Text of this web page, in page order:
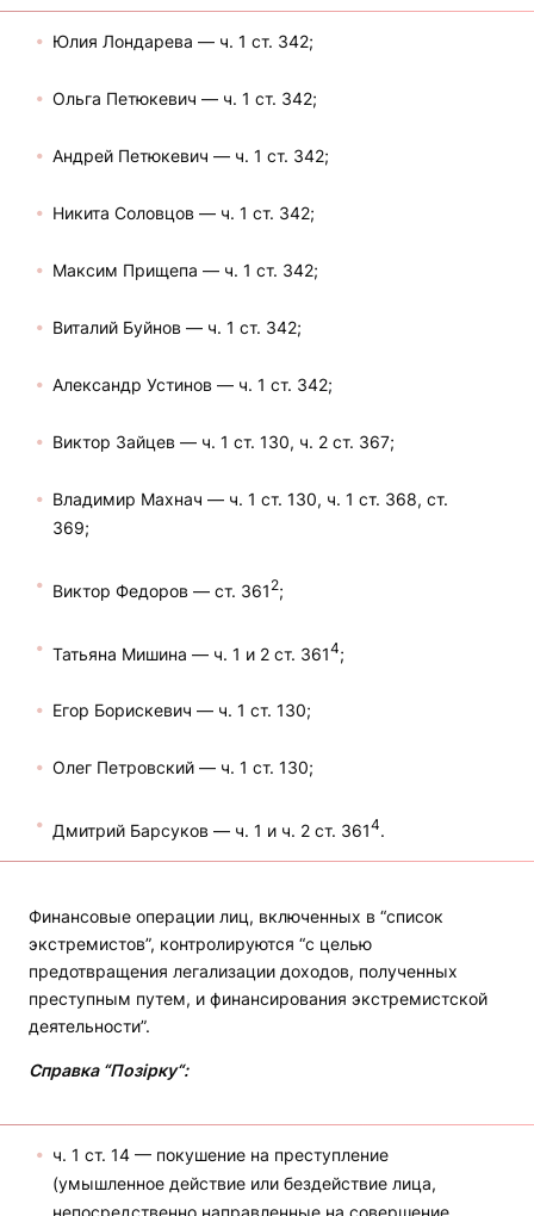
Юлия Лондарева — ч. 1 ст. 342;
Ольга Петюкевич — ч. 1 ст. 342;
Андрей Петюкевич — ч. 1 ст. 342;
Никита Соловцов — ч. 1 ст. 342;
Максим Прищепа — ч. 1 ст. 342;
Виталий Буйнов — ч. 1 ст. 342;
Александр Устинов — ч. 1 ст. 342;
Виктор Зайцев — ч. 1 ст. 130, ч. 2 ст. 367;
Владимир Махнач — ч. 1 ст. 130, ч. 1 ст. 368, ст.
369;
Виктор Федоров — ст. 361 2;
Татьяна Мишина — ч. 1 и 2 ст. 3614;
Егор Борискевич — ч. 1 ст. 130;
Олег Петровский — ч. 1 ст. 130;
Дмитрий Барсуков — ч. 1 и ч. 2 ст. 3614.
Финансовые операции лиц, включенных в “список
экстремистов”, контролируются “с целью
предотвращения легализации доходов, полученных
преступным путем, и финансирования экстремистской
деятельности”.
Справка “Позірку“:
ч. 1 ст. 14 — покушение на преступление
(умышленное действие или бездействие лица,
непосредственно направленные на совершение